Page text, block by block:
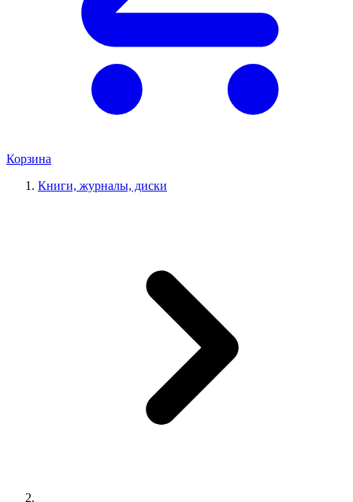
Корзина
Книги, журналы, диски